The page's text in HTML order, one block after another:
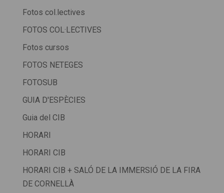
Fotos col.lectives
FOTOS COL·LECTIVES
Fotos cursos
FOTOS NETEGES
FOTOSUB
GUIA D'ESPÈCIES
Guia del CIB
HORARI
HORARI CIB
HORARI CIB + SALÓ DE LA IMMERSIÓ DE LA FIRA
DE CORNELLÀ